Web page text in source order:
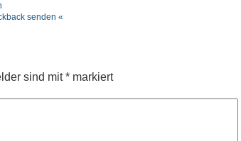
senden «
sind mit* markiert